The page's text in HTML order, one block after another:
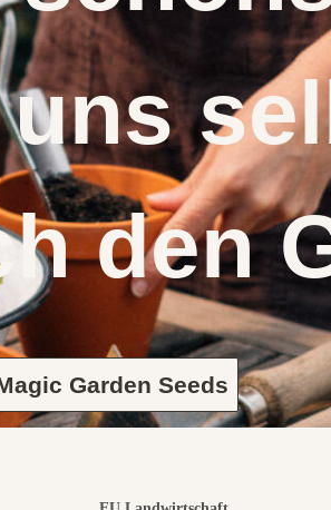
uns
den
Garden Seeds